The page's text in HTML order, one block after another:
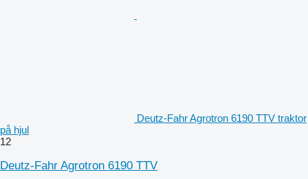
Deutz-Fahr Agrotron 6190 TTV traktor
på hjul
12
Deutz-Fahr Agrotron 6190 TTV